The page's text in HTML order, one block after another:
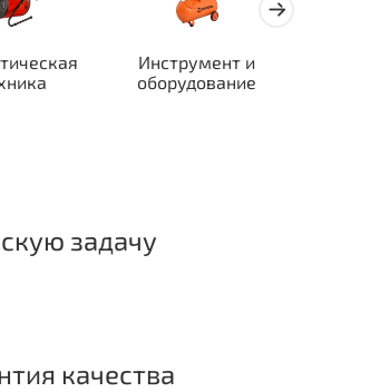
Инструмент и
оборудование
задачу
качества